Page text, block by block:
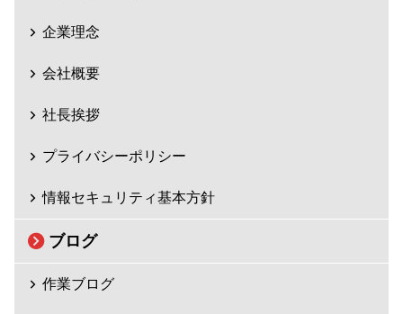
企業理念
会社概要
社長挨拶
プライバシーポリシー
情報セキュリティ基本方針
ブログ
作業ブログ